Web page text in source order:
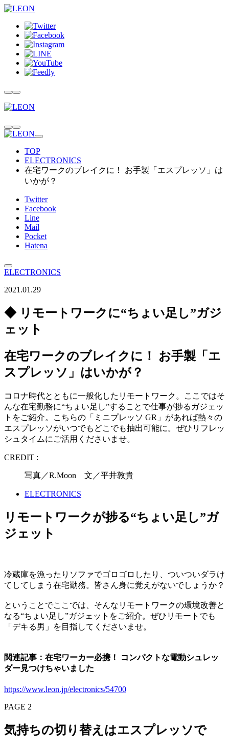
TOP
ELECTRONICS
在宅ワークのブレイクに！ お手製「エスプレッソ」は
いかが？
Twitter
Facebook
Line
Mail
Pocket
Hatena
ELECTRONICS
2021.01.29
◆ リモートワークに“ちょい足し”ガジ
ェット
在宅ワークのブレイクに！ お手製「エ
スプレッソ」はいかが？
コロナ時代とともに一般化したリモートワーク。ここではそ
んな在宅勤務に“ちょい足し”することで仕事が捗るガジェッ
トをご紹介。こちらの「ミニプレッソ GR」があれば熱々の
エスプレッソがいつでもどこでも抽出可能に。ぜひリフレッ
シュタイムにご活用くださいませ。
CREDIT :
写真／R.Moon 文／平井敦貴
ELECTRONICS
リモートワークが捗る“ちょい足し”ガ
ジェット
冷蔵庫を漁ったりソファでゴロゴロしたり、ついついダラけ
てしてしまう在宅勤務。皆さん身に覚えがないでしょうか？
ということでここでは、そんなリモートワークの環境改善と
なる“ちょい足し”ガジェットをご紹介。ぜひリモートでも
「デキる男」を目指してくださいませ。
関連記事：在宅ワーカー必携！ コンパクトな電動シュレッ
ダー見つけちゃいました
https://www.leon.jp/electronics/54700
PAGE 2
気持ちの切り替えはエスプレッソで